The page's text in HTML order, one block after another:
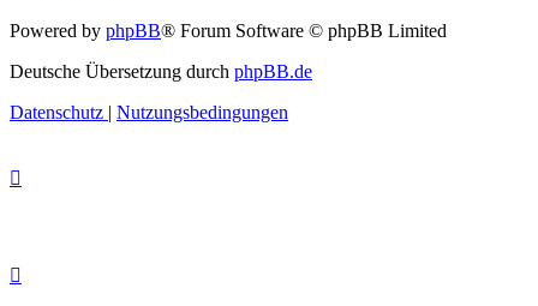
Powered by phpBB® Forum Software © phpBB Limited
Deutsche Übersetzung durch phpBB.de
Datenschutz | Nutzungsbedingungen